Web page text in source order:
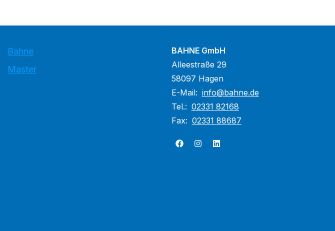
Bahne
Master
BAHNE GmbH
Alleestraße 29
58097 Hagen
E-Mail: info@bahne.de
Tel.: 02331 82168
Fax: 02331 88687